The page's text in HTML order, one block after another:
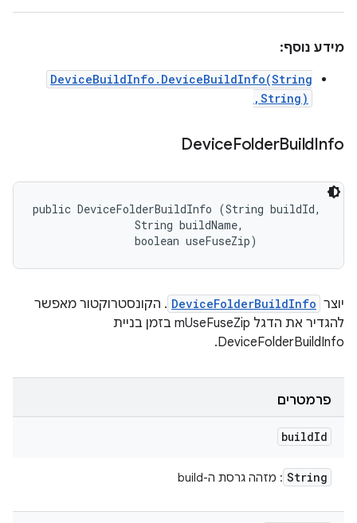
מידע נוסף:
DeviceBuildInfo.DeviceBuildInfo(String
,String)
DeviceFolderBuildInfo
public DeviceFolderBuildInfo (String buildId,
                String buildName,
                boolean useFuseZip)
יוצר DeviceFolderBuildInfo . הקונסטרוקטור מאפשר
להגדיר את הדגל mUseFuseZip בזמן בניית
DeviceFolderBuildInfo.
פרמטרים
buildId
String : מזהה גרסת ה-build